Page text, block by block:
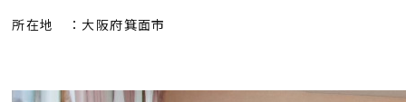
所在地 ：大阪府箕面市